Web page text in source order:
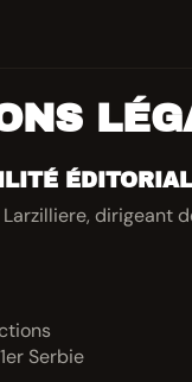
dirigeant
Serbie